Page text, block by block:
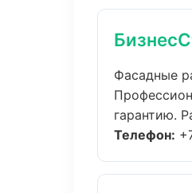
Фасадные
гарантию.
Телефон: